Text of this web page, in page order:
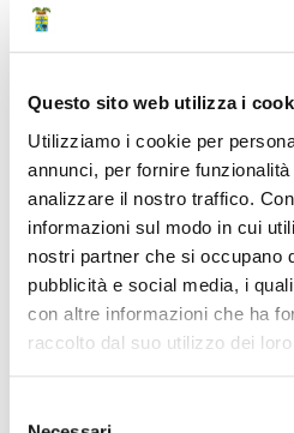
Questo sito web utilizza i
Utilizziamo i cookie per
annunci, per fornire
analizzare il nostro traffico.
informazioni sul modo in cui
nostri partner che si occupano
pubblicità e social media, i
con altre informazioni che ha
raccolto dal suo utilizzo dei
Caccia, pesca e fauna
Numero
318
Data
29 Agosto 2025 00:00
Struttura di riferimento
Direzione generale